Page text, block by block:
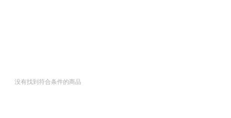
没有找到符合条件的商品